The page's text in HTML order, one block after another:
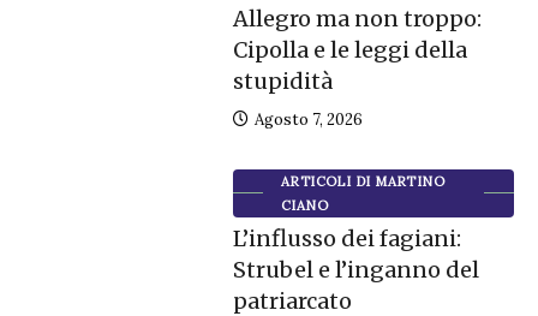
Allegro ma non troppo:
Cipolla e le leggi della
stupidità
Agosto 7, 2026
ARTICOLI DI MARTINO
CIANO
L’influsso dei fagiani:
Strubel e l’inganno del
patriarcato